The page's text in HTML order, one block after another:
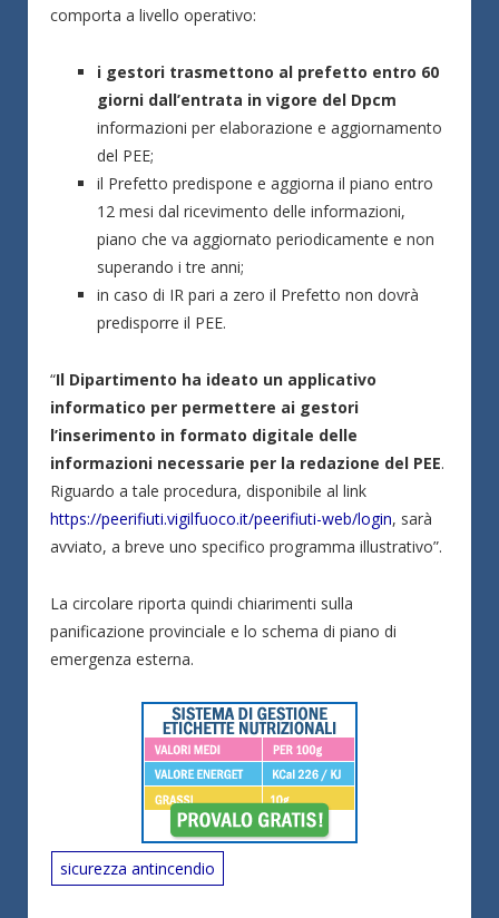
comporta a livello operativo:
i gestori trasmettono al prefetto entro 60
giorni dall’entrata in vigore del Dpcm
informazioni per elaborazione e aggiornamento
del PEE;
il Prefetto predispone e aggiorna il piano entro
12 mesi dal ricevimento delle informazioni,
piano che va aggiornato periodicamente e non
superando i tre anni;
in caso di IR pari a zero il Prefetto non dovrà
predisporre il PEE.
“Il Dipartimento ha ideato un applicativo
informatico per permettere ai gestori
l’inserimento in formato digitale delle
informazioni necessarie per la redazione del PEE.
Riguardo a tale procedura, disponibile al link
https://peerifiuti.vigilfuoco.it/peerifiuti-web/login, sarà
avviato, a breve uno specifico programma illustrativo”.
La circolare riporta quindi chiarimenti sulla
panificazione provinciale e lo schema di piano di
emergenza esterna.
sicurezza antincendio